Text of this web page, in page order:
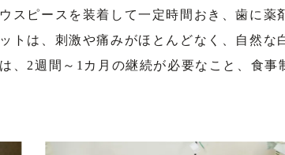
スピースを装着して一定時間おき、歯に薬
トは、刺激や痛みがほとんどなく、自然な
、2週間～1カ月の継続が必要なこと、食